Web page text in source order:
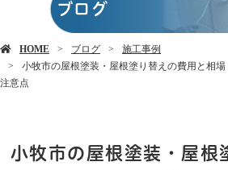
ブログ
HOME ブログ
施工事例
小牧市の屋根塗装・屋根塗り替えの費用と相
注意点
小牧市の屋根塗装・屋根